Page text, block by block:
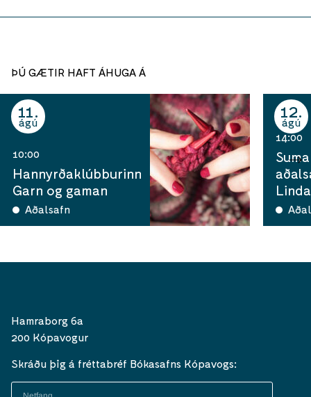
ÞÚ GÆTIR HAFT ÁHUGA Á
11
ágú
10:00
Hannyrðaklúbburinn
Garn og gaman
Aðalsafn
12
ágú
14:00
Hamraborg 6a
200 Kópavogur
Skráðu þig á fréttabréf Bókasafns Kópavogs: